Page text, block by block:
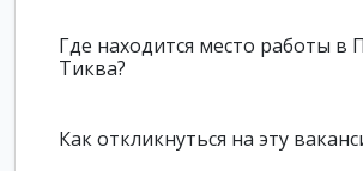
Где находится место работы в
Тиква?
Как откликнуться на эту